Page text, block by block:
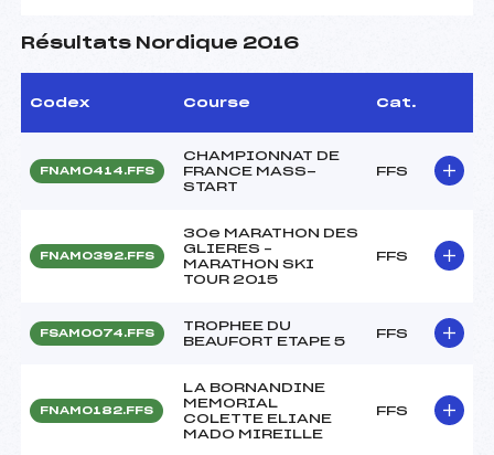
Résultats Nordique 2016
Codex Course Cat.
FNAM0414.FFS
CHAMPIONNAT DE
FRANCE MASS-
START
FFS
FNAM0392.FFS
30e MARATHON DES
GLIERES –
MARATHON SKI
TOUR 2015
FFS
FSAM0074.FFS
TROPHEE DU
BEAUFORT ETAPE 5
FFS
FNAM0182.FFS
LA BORNANDINE
MEMORIAL
COLETTE ELIANE
MADO MIREILLE
FFS